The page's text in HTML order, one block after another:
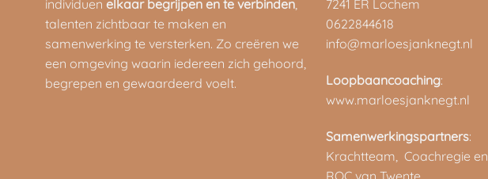
individuen elkaar begrijpen en te verbinden,
talenten zichtbaar te maken en
samenwerking te versterken. Zo creëren we
een omgeving waarin iedereen zich gehoord,
begrepen en gewaardeerd voelt.
7241 ER Lochem
0622844618
info@marloesjanknegt.nl
Loopbaancoaching:
www.marloesjanknegt.nl
Samenwerkingspartners:
Krachtteam, Coachregie en
ROC van Twente